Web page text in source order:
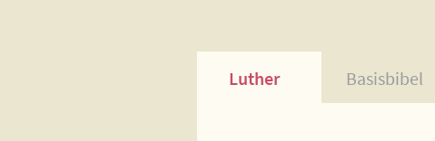
Luther Basisbibel